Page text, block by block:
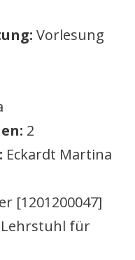
Vorlesung
2
Eckardt Martina
[1201200047]
für